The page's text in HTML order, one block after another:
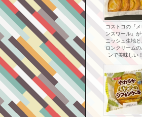
コストコの『メ
ンスワール』が
ニッシュ生地と
ロンクリームの
ンで美味しい！